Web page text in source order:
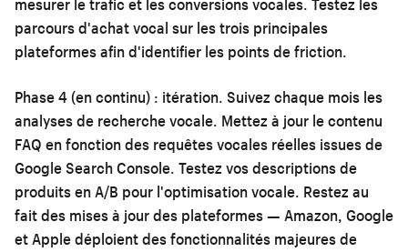
mesurer le trafic et les conversions vocales. Testez les
parcours d'achat vocal sur les trois principales
plateformes afin d'identifier les points de friction.
Phase 4 (en continu) : itération. Suivez chaque mois les
analyses de recherche vocale. Mettez à jour le contenu
FAQ en fonction des requêtes vocales réelles issues de
Google Search Console. Testez vos descriptions de
produits en A/B pour l'optimisation vocale. Restez au
fait des mises à jour des plateformes — Amazon, Google
et Apple déploient des fonctionnalités majeures de